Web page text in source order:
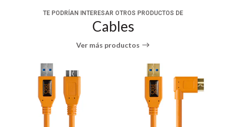
Este espaciador de cable se conecta al soporte en L
de tipo Arca de su cámara y le da a su cámara 1,25"
adicional de espacio libre en la posición vertical.
Añade un espacio libre adicional de 1,25"
cuando se utiliza un soporte en L tipo Arca
Asegura múltiples cables de atar, vídeo y gatillo
a la vez
Se Adapta a una variedad de diámetros de cable
TE PODRÍAN INTERESAR OTROS PRODUCTOS DE
Cables
Ver más productos